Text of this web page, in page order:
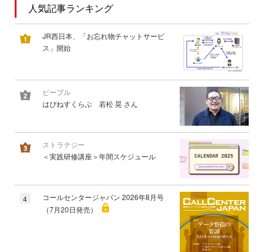
人気記事ランキング
JR西日本、「お忘れ物チャットサービ
ス」開始
ピープル
はぴねすくらぶ 若松 晃 さん
ストラテジー
＜実践研修講座＞年間スケジュール
4
コールセンタージャパン 2026年8月号
（7月20日発売）